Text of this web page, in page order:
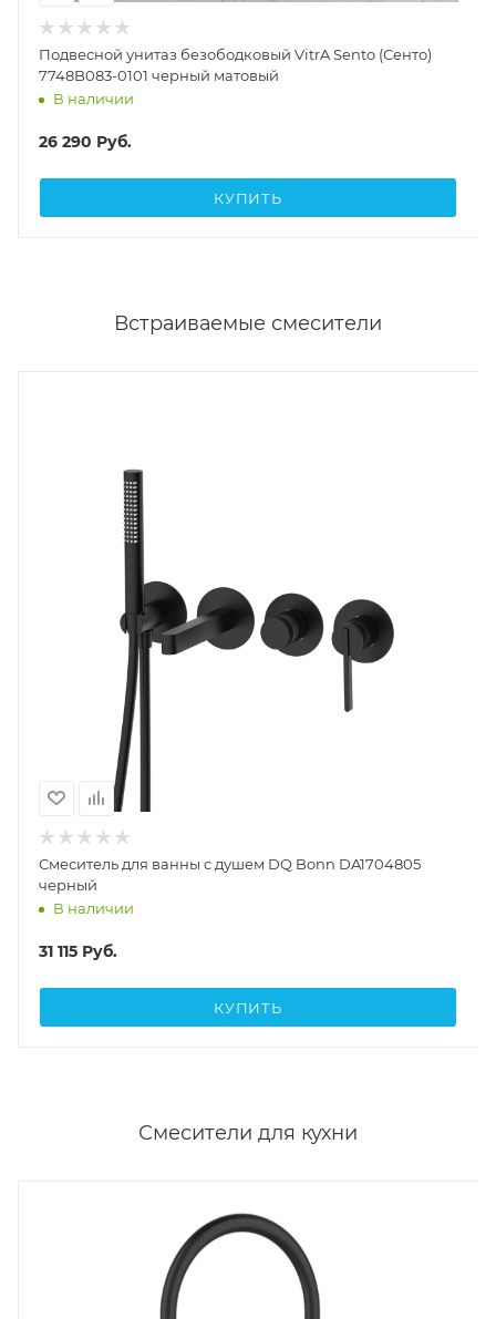
Подвесной унитаз безободковый VitrA Sento (Сенто)
7748B083-0101 черный матовый
В наличии
26 290 Руб.
КУПИТЬ
Встраиваемые смесители
Смеситель для ванны с душем DQ Bonn DA1704805
черный
В наличии
31 115 Руб.
КУПИТЬ
Смесители для кухни